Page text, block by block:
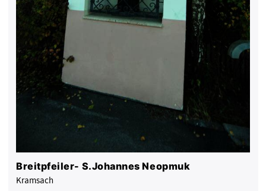
Breitpfeiler- S.Johannes Neopmuk
Kramsach